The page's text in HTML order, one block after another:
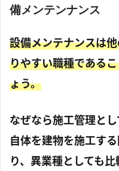
備メンテンナンス
設備メンテナンスは
りやすい職種である
ょう。
なぜなら施工管理と
自体を建物を施工す
り、異業種としても比